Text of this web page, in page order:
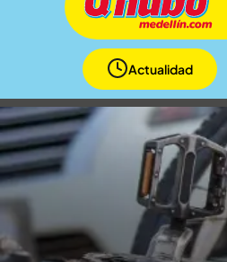
Actualidad